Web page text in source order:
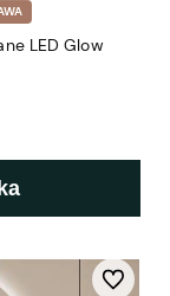
LED Glow
Do